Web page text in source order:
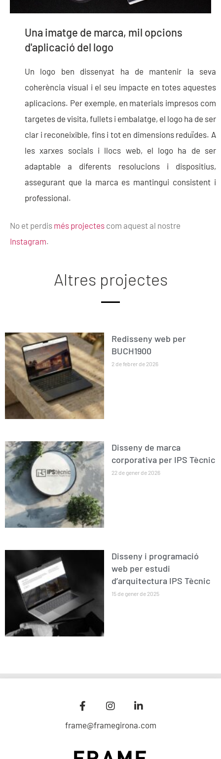
Una imatge de marca, mil opcions
d'aplicació del logo
Un logo ben dissenyat ha de mantenir la seva
coherència visual i el seu impacte en totes aquestes
aplicacions. Per exemple, en materials impresos com
targetes de visita, fullets i embalatge, el logo ha de ser
clar i reconeixible, fins i tot en dimensions reduïdes. A
les xarxes socials i llocs web, el logo ha de ser
adaptable a diferents resolucions i dispositius,
assegurant que la marca es mantingui consistent i
professional.
No et perdis més projectes com aquest al nostre
Instagram.
Altres projectes
Redisseny web per
BUCH1900
2 de febrer de 2026
Disseny de marca
corporativa per IPS Tècnic
22 de gener de 2026
Disseny i programació
web per estudi
d’arquitectura IPS Tècnic
15 de gener de 2025
frame@framegirona.com